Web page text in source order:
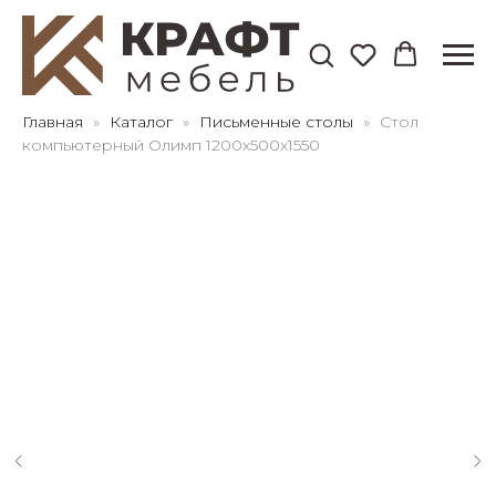
Главная Каталог Письменные столы
Стол
компьютерный Олимп 1200х500х1550